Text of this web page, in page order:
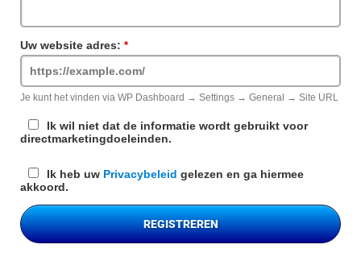
Uw website adres:
veld
Je kunt het vinden via WP Dashboard → Settings → General → Site URL
Ik wil niet dat de informatie wordt gebruikt voor
directmarketingdoeleinden.
Ik heb uw Privacybeleid gelezen en ga hiermee
akkoord.
REGISTREREN